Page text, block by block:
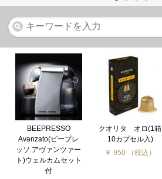
BEEPRESSO
Avanzato(ビープレ
ッソ アヴァンツァー
ト)ウェルカムセット
付
クオリタ オロ(1箱
10カプセル入)
￥ 950 （税込）